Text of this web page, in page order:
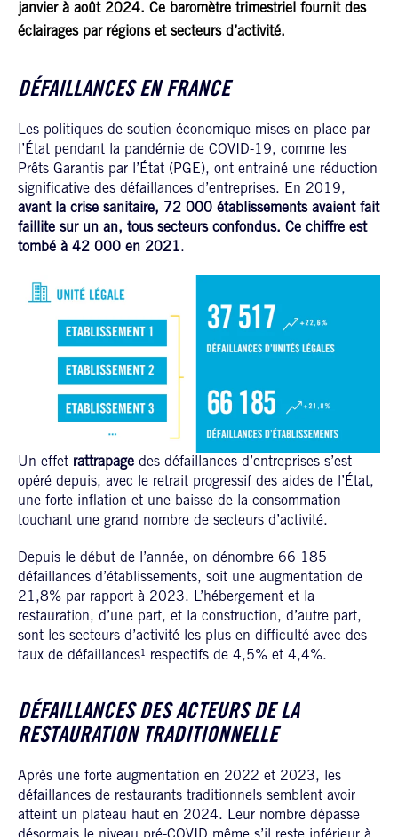
janvier à août 2024. Ce baromètre trimestriel fournit des
éclairages par régions et secteurs d’activité.
DÉFAILLANCES EN FRANCE
Les politiques de soutien économique mises en place par
l’État pendant la pandémie de COVID-19, comme les
Prêts Garantis par l’État (PGE), ont entrainé une réduction
significative des défaillances d’entreprises. En 2019,
avant la crise sanitaire, 72 000 établissements avaient fait
faillite sur un an, tous secteurs confondus. Ce chiffre est
tombé à 42 000 en 2021.
Un effet rattrapage des défaillances d’entreprises s’est
opéré depuis, avec le retrait progressif des aides de l’État,
une forte inflation et une baisse de la consommation
touchant une grand nombre de secteurs d’activité.
Depuis le début de l’année, on dénombre 66 185
défaillances d’établissements, soit une augmentation de
21,8% par rapport à 2023. L’hébergement et la
restauration, d’une part, et la construction, d’autre part,
sont les secteurs d’activité les plus en difficulté avec des
taux de défaillances¹ respectifs de 4,5% et 4,4%.
DÉFAILLANCES DES ACTEURS DE LA
RESTAURATION TRADITIONNELLE
Après une forte augmentation en 2022 et 2023, les
défaillances de restaurants traditionnels semblent avoir
atteint un plateau haut en 2024. Leur nombre dépasse